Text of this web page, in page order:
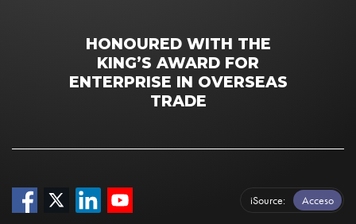
HONOURED WITH THE
KING’S AWARD FOR
ENTERPRISE IN OVERSEAS
TRADE
iSource Acceso